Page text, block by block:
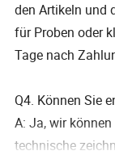
den Artikeln und
für Proben oder
Tage nach
Q4. Können Sie
A: Ja, wir
technische